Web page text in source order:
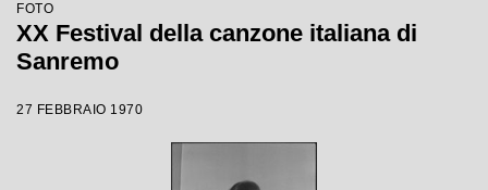
FOTO
XX Festival della canzone italiana di
Sanremo
27 FEBBRAIO 1970